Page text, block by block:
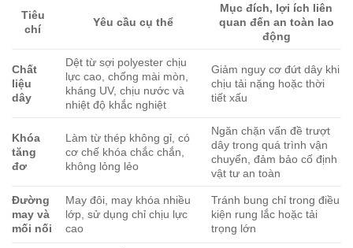
Tiêu
chí
Yêu cầu cụ thể
Mục đích, lợi ích liên
quan đến an toàn lao
động
Chất
liệu
dây
Dệt từ sợi polyester chịu
lực cao, chống mài mòn,
kháng UV, chịu nước và
nhiệt độ khắc nghiệt
Giảm nguy cơ đứt dây khi
chịu tải nặng hoặc thời
tiết xấu
Khóa
tăng
đơ
Làm từ thép không gỉ, có
cơ chế khóa chắc chắn,
không lỏng lẻo
Ngăn chặn vấn đề trượt
dây trong quá trình vận
chuyển, đảm bảo cố định
vật tư an toàn
Đường
may và
mối nối
May đôi, may khóa nhiều
lớp, sử dụng chỉ chịu lực
cao
Tránh bung chỉ trong điều
kiện rung lắc hoặc tải
trọng lớn